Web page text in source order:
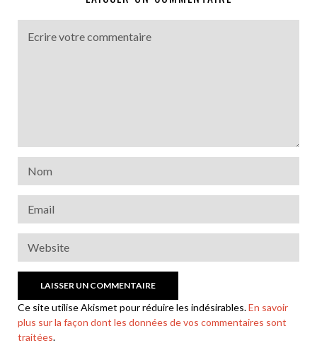
Ce site utilise Akismet pour réduire les indésirables.En savoir
plus sur la façon dont les données de vos commentaires sont
traitées.